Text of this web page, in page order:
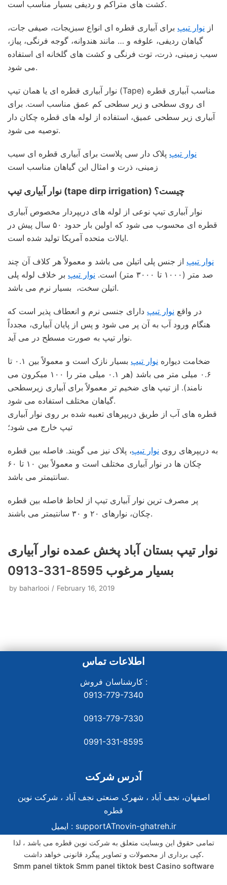
کشت های متراکم و ردیفی بسیار مناسب است.
از نوار تیپ برای آبیاری قطره ای انواع سبزیجات، صیفی جات،
گیاهان ردیفی، علوفه و … مانند هندوانه، گوجه فرنگی، پیاز،
سیب زمینی، ذرت، توت فرنگی و کشت های گلخانه ای استفاده
می شود.
نوار آبیاری قطره ای یا همان تیپ (Tape) مناسب آبیاری قطره
ای روی سطحی و زیر سطحی کم عمق مناسب است. برای
آبیاری زیر سطحی عمیق، استفاده از لوله های قطره چکان دار
توصیه می شود.
نوار تیپ پلاک دار سی پلاست برای آبیاری قطره ای سیب
زمینی، ذرت و امثال این گیاهان مناسب است
نوار آبیاری تیپ (tape dirp irrigation) چیست؟
نوار آبیاری تیپ نوعی از لوله های دریپردار مخصوص آبیاری
قطره ای محسوب می شود که اولین بار حدود ۵۰ سال پیش در
ایالات متحده آمریکا تولید شده است.
نوار تیپ از جنس پلی اتیلن می باشد و معمولاً هر کلاف آن چند
صد متر (۱۰۰۰ تا ۳۰۰۰ متر) است.
نوار تیپ بر خلاف لوله پلی
اتیلن سخت، بسیار نرم می باشد.
در واقع نوار تیپ دارای جنسی نرم و انعطاف پذیر است که
هنگام ورود آب به آن پر می شود و پس از پایان آبیاری، مجدداً
نوار تیپ به صورت مسطح در می آید.
ضخامت دیواره نوار تیپ
بسیار نازک است و معمولاً بین ۰.۱ تا
۰.۶ میلی متر می باشد (هر ۰.۱ میلی متر را ۱۰۰ میکرون می
نامند). از تیپ های ضخیم تر معمولاً برای آبیاری زیرسطحی
گیاهان مختلف استفاده می شود.
قطره های آب از طریق دریپرهای تعبیه شده بر روی نوار آبیاری
تیپ خارج می شود؛
به دریپرهای روی نوار تیپ، پلاک نیز می گویند. فاصله بین قطره
چکان ها در نوار آبیاری مختلف است و معمولاً بین ۱۰ تا ۶۰
سانتیمتر می باشد.
پر مصرف ترین نوار آبیاری تیپ از لحاظ فاصله بین قطره
چکان، نوارهای ۲۰ و ۳۰ سانتیمتر می باشند.
نوار تیپ بستان‌ آباد پخش عمده نوار آبیاری
بسیار مرغوب 8595-331-0913
by baharlooi February 16, 2019
اطلاعات تماس
کارشناسان فروش :
0913-779-7340
0913-779-7330
0991-331-8595
آدرس شرکت
اصفهان، نجف آباد ، شهرک صنعتی نجف آباد ، شرکت نوین
قطره
ایمیل : supportATnovin-ghatreh.ir
تمامی حقوق این وبسایت متعلق به شرکت نوین قطره می باشد ، لذا
کپی برداری از محصولات و تصاویر پیگرد قانونی خواهد داشت.
Smm panel tiktok Smm panel tiktok best Casino software